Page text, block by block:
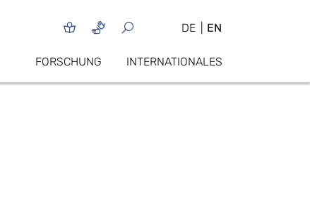
DE EN
FORSCHUNG INTERNATIONALES